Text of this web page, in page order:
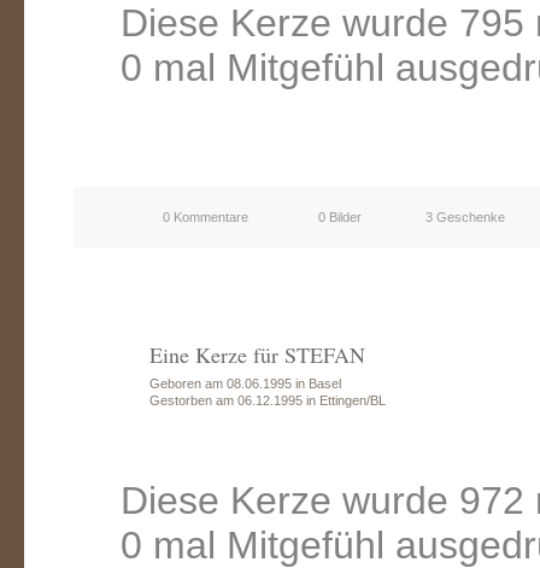
Diese Kerze wurde
0 mal Mitgefühl
0 Kommentare 0 Bilder 3 Geschenke
Eine Kerze für STEFAN
Geboren am 08.06.1995 in Basel
Gestorben am 06.12.1995 in Ettingen/BL
Diese Kerze wurde
0 mal Mitgefühl